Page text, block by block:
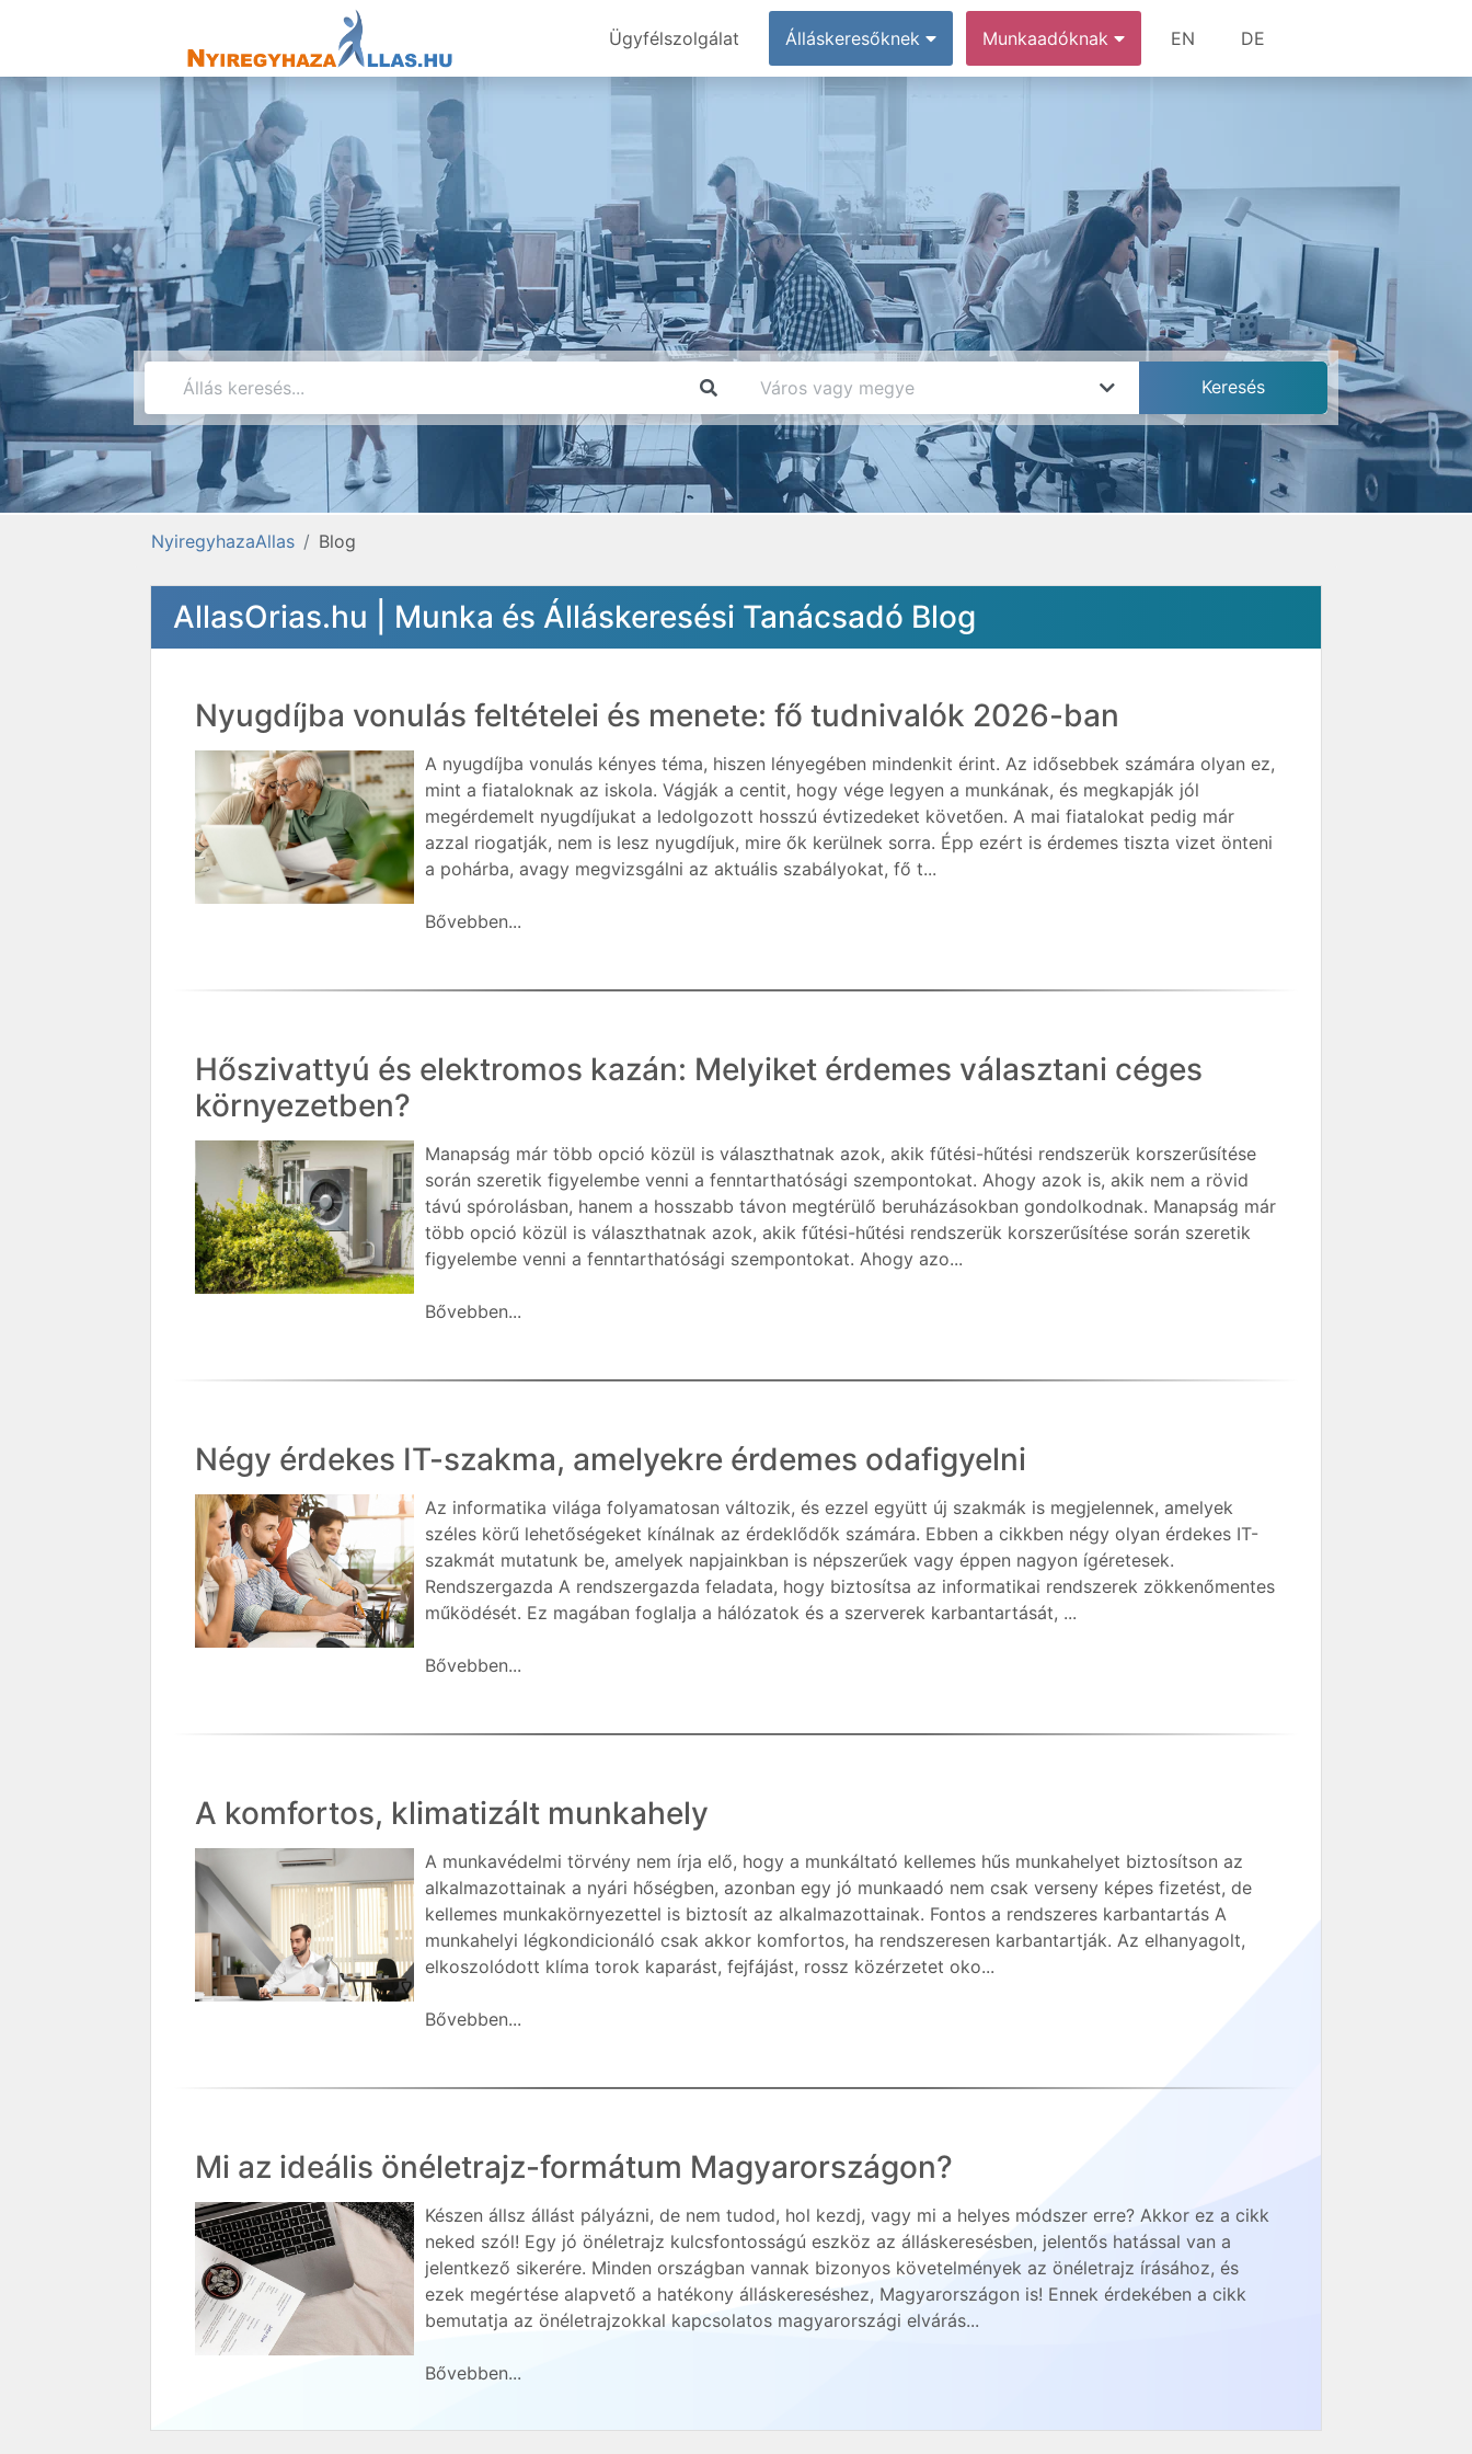
Ügyfélszolgálat Álláskeresőknek Munkaadóknak EN DE
NyiregyhazaAllas Blog
AllasOrias.hu | Munka és Álláskeresési Tanácsadó Blog
Nyugdíjba vonulás feltételei és menete: fő tudnivalók 2026-ban
A nyugdíjba vonulás kényes téma, hiszen lényegében mindenkit érint. Az idősebbek számára olyan ez,
mint a fiataloknak az iskola. Vágják a centit, hogy vége legyen a munkának, és megkapják jól
megérdemelt nyugdíjukat a ledolgozott hosszú évtizedeket követően. A mai fiatalokat pedig már
azzal riogatják, nem is lesz nyugdíjuk, mire ők kerülnek sorra. Épp ezért is érdemes tiszta vizet önteni
a pohárba, avagy megvizsgálni az aktuális szabályokat, fő t...
Bővebben...
Hőszivattyú és elektromos kazán: Melyiket érdemes választani céges
környezetben?
Manapság már több opció közül is választhatnak azok, akik fűtési-hűtési rendszerük korszerűsítése
során szeretik figyelembe venni a fenntarthatósági szempontokat. Ahogy azok is, akik nem a rövid
távú spórolásban, hanem a hosszabb távon megtérülő beruházásokban gondolkodnak. Manapság már
több opció közül is választhatnak azok, akik fűtési-hűtési rendszerük korszerűsítése során szeretik
figyelembe venni a fenntarthatósági szempontokat. Ahogy azo...
Bővebben...
Négy érdekes IT-szakma, amelyekre érdemes odafigyelni
Az informatika világa folyamatosan változik, és ezzel együtt új szakmák is megjelennek, amelyek
széles körű lehetőségeket kínálnak az érdeklődők számára. Ebben a cikkben négy olyan érdekes IT-
szakmát mutatunk be, amelyek napjainkban is népszerűek vagy éppen nagyon ígéretesek.
Rendszergazda A rendszergazda feladata, hogy biztosítsa az informatikai rendszerek zökkenőmentes
működését. Ez magában foglalja a hálózatok és a szerverek karbantartását, ...
Bővebben...
A komfortos, klimatizált munkahely
A munkavédelmi törvény nem írja elő, hogy a munkáltató kellemes hűs munkahelyet biztosítson az
alkalmazottainak a nyári hőségben, azonban egy jó munkaadó nem csak verseny képes fizetést, de
kellemes munkakörnyezettel is biztosít az alkalmazottainak. Fontos a rendszeres karbantartás A
munkahelyi légkondicionáló csak akkor komfortos, ha rendszeresen karbantartják. Az elhanyagolt,
elkoszolódott klíma torok kaparást, fejfájást, rossz közérzetet oko...
Bővebben...
Mi az ideális önéletrajz-formátum Magyarországon?
Készen állsz állást pályázni, de nem tudod, hol kezdj, vagy mi a helyes módszer erre? Akkor ez a cikk
neked szól! Egy jó önéletrajz kulcsfontosságú eszköz az álláskeresésben, jelentős hatással van a
jelentkező sikerére. Minden országban vannak bizonyos követelmények az önéletrajz írásához, és
ezek megértése alapvető a hatékony álláskereséshez, Magyarországon is! Ennek érdekében a cikk
bemutatja az önéletrajzokkal kapcsolatos magyarországi elvárás...
Bővebben...